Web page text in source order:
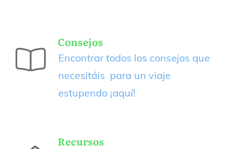
Consejos
Encontrar todos los consejos que
necesitáis para un viaje
estupendo ¡aquí!
Recursos